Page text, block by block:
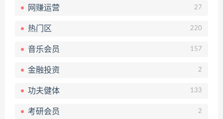
网赚运营 27
热门区 220
音乐会员 157
金融投资 2
功夫健体 133
考研会员 2